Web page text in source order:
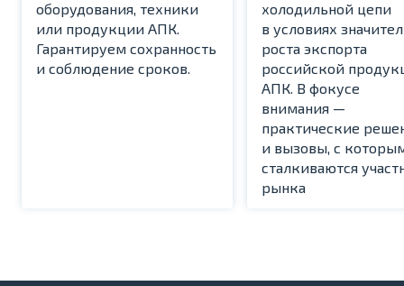
оборудования, техники
или продукции АПК.
Гарантируем сохранность
и соблюдение сроков.
холодильной цепи
в условиях
роста экспорта
российской
АПК. В фокусе
внимания —
практические
и вызовы, с
сталкиваются
рынка